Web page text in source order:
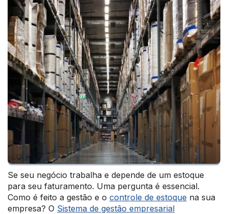
Se seu negócio trabalha e depende de um estoque
para seu faturamento. Uma pergunta é essencial.
Como é feito a gestão e o controle de estoque na sua
empresa? O Sistema de gestão empresarial